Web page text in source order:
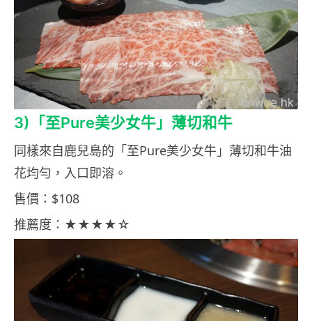
3)「至Pure美少女牛」薄切和牛
同樣來自鹿兒島的「至Pure美少女牛」薄切和牛油
花均勻，入口即溶。
售價：$108
推薦度：★★★★☆